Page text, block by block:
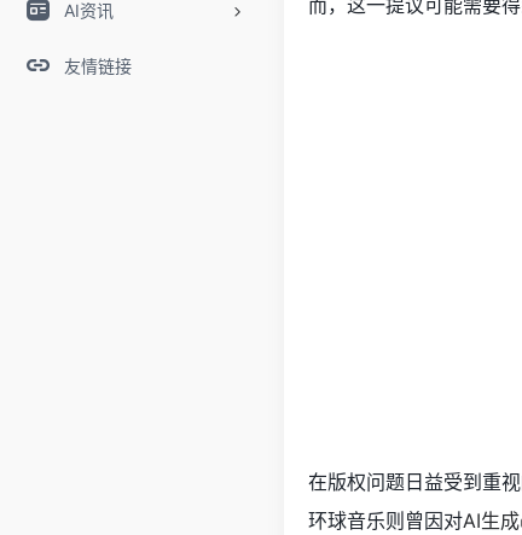
AI资讯
友情链接
而，这一提议可能需要
在版权问题日益受到重
环球音乐则曾因对AI生成